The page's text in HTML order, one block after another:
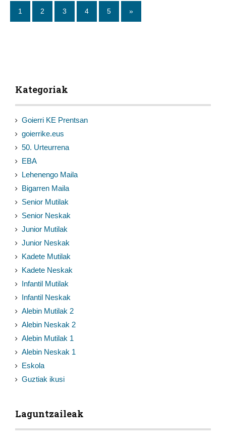
1 2 3 4 5 »
Kategoriak
Goierri KE Prentsan
goierrike.eus
50. Urteurrena
EBA
Lehenengo Maila
Bigarren Maila
Senior Mutilak
Senior Neskak
Junior Mutilak
Junior Neskak
Kadete Mutilak
Kadete Neskak
Infantil Mutilak
Infantil Neskak
Alebin Mutilak 2
Alebin Neskak 2
Alebin Mutilak 1
Alebin Neskak 1
Eskola
Guztiak ikusi
Laguntzaileak